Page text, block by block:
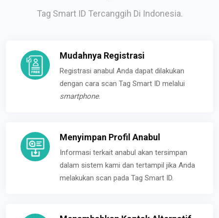
Tag Smart ID Tercanggih Di Indonesia.
Mudahnya Registrasi
Registrasi anabul Anda dapat dilakukan
dengan cara scan Tag Smart ID melalui
smartphone.
Menyimpan Profil Anabul
Informasi terkait anabul akan tersimpan
dalam sistem kami dan tertampil jika Anda
melakukan scan pada Tag Smart ID.